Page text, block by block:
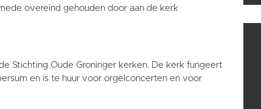
overeind gehouden door aan de kerk
Stichting Oude Groninger kerken. De kerk fungeert
en is te huur voor orgelconcerten en voor